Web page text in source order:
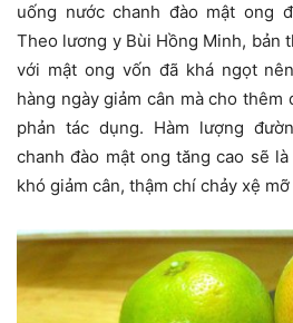
uống nước chanh đào mật ong
Theo lương y Bùi Hồng Minh, bản
với mật ong vốn đã khá ngọt
hàng ngày giảm cân mà cho
phản tác dụng. Hàm lượng
chanh đào mật ong tăng cao sẽ
khó giảm cân, thậm chí chảy xệ